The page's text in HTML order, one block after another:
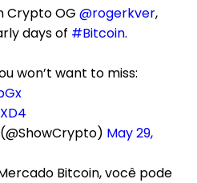
Crypto OG @rogerkver,
days of #Bitcoin.
won’t want to miss:
May 29,
Bitcoin, você pode